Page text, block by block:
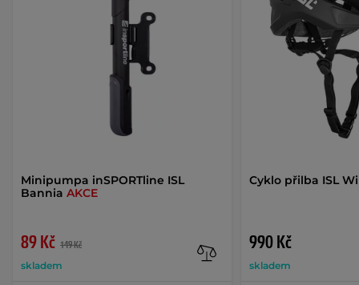
Minipumpa inSPORTline ISL
Bannia AKCE
89 Kč 149 Kč
skladem
Cyklo přilba ISL
990 Kč
skladem